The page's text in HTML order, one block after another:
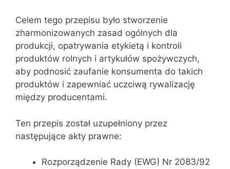
Celem tego przepisu było stworzenie
zharmonizowanych zasad ogólnych dla
produkcji, opatrywania etykietą i kontroli
produktów rolnych i artykułów spożywczych,
aby podnosić zaufanie konsumenta do takich
produktów i zapewniać uczciwą rywalizację
między producentami.
Ten przepis został uzupełniony przez
następujące akty prawne:
Rozporządzenie Rady (EWG) Nr 2083/92